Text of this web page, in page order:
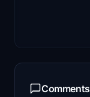
Comments